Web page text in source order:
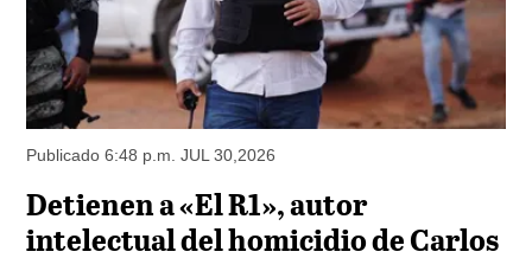
Publicado 6:48 p.m. JUL 30,2026
Detienen a «El R1», autor
intelectual del homicidio de Carlos